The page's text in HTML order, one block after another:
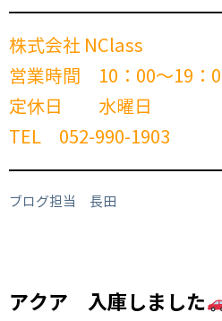
株式会社 NClass
営業時間 10：00～19：
定休日 水曜日
TEL 052-990-1903
ブログ担当 長田
アクア 入庫しました